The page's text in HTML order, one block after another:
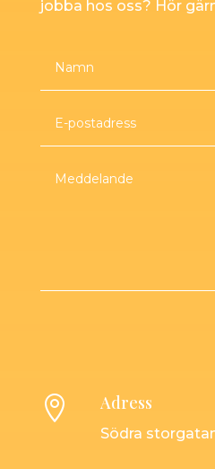
jobba hos oss? Hör
 Adress
Södra